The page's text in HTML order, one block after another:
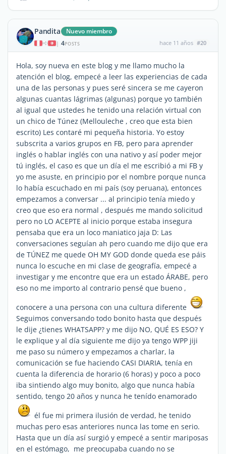
Pandita Nuevo miembro
| 4POSTS hace 11 años #20
Hola, soy nueva en este blog y me llamo mucho la
atención el blog, empecé a leer las experiencias de cada
una de las personas y pues seré sincera se me cayeron
algunas cuantas lágrimas (algunas) porque yo también
al igual que ustedes he tenido una relación virtual con
un chico de Túnez (Mellouleche , creo que esta bien
escrito) Les contaré mi pequeña historia. Yo estoy
subscrita a varios grupos en FB, pero para aprender
inglés o hablar inglés con una nativo y así poder mejor
tú inglés, el caso es que un día el me escribió a mi FB y
yo me asuste, en principio por el nombre porque nunca
lo había escuchado en mi país (soy peruana), entonces
empezamos a conversar ... al principio tenía miedo y
creo que eso era normal , después me mando solicitud
pero no LO ACEPTE al inicio porque estaba insegura
pensaba que era un loco maniatico jaja D: Las
conversaciones seguían ah pero cuando me dijo que era
de TÚNEZ me quede OH MY GOD donde queda ese páis
nunca lo escuche en mi clase de geografía, empecé a
investigar y me encontre que era un estado ÁRABE, pero
eso no me importo al contrario pensé que bueno ,
conocere a una persona con una cultura diferente
Seguimos conversando todo bonito hasta que después
le dije ¿tienes WHATSAPP? y me dijo NO, QUÉ ES ESO? Y
le explique y al día siguiente me dijo ya tengo WPP jiji
me paso su número y empezamos a charlar, la
comunicación se fue haciendo CASI DIARIA, tenía en
cuenta la diferencia de horario (6 horas) y poco a poco
iba sintiendo algo muy bonito, algo que nunca había
sentido, tengo 20 años y nunca he tenído enamorado
él fue mi primera ilusión de verdad, he tenido
muchas pero esas anteriores nunca las tome en serio.
Hasta que un día así surgió y empecé a sentir mariposas
en el estómago, me preocupaba cuando no se